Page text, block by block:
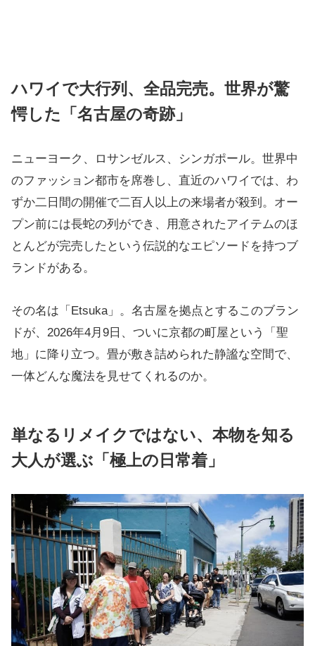
ハワイで大行列、全品完売。世界が驚
愕した「名古屋の奇跡」
ニューヨーク、ロサンゼルス、シンガポール。世界中
のファッション都市を席巻し、直近のハワイでは、わ
ずか二日間の開催で二百人以上の来場者が殺到。オー
プン前には長蛇の列ができ、用意されたアイテムのほ
とんどが完売したという伝説的なエピソードを持つブ
ランドがある。
その名は「Etsuka」。名古屋を拠点とするこのブラン
ドが、2026年4月9日、ついに京都の町屋という「聖
地」に降り立つ。畳が敷き詰められた静謐な空間で、
一体どんな魔法を見せてくれるのか。
単なるリメイクではない、本物を知る
大人が選ぶ「極上の日常着」